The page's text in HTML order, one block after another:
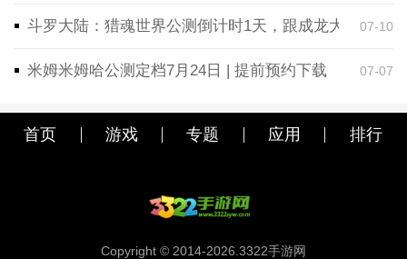
斗罗大陆：猎魂世界公测倒计时1天，跟成龙大哥一起
07-10
米姆米姆哈公测定档7月24日 | 提前预约下载 07-07
首页 游戏 专题 应用 排行
Copyright © 2014-2026.3322手游网